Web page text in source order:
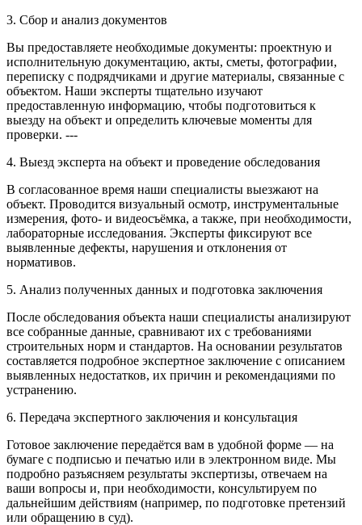
3. Сбор и анализ документов
Вы предоставляете необходимые документы: проектную и
исполнительную документацию, акты, сметы, фотографии,
переписку с подрядчиками и другие материалы, связанные с
объектом. Наши эксперты тщательно изучают
предоставленную информацию, чтобы подготовиться к
выезду на объект и определить ключевые моменты для
проверки. ---
4. Выезд эксперта на объект и проведение обследования
В согласованное время наши специалисты выезжают на
объект. Проводится визуальный осмотр, инструментальные
измерения, фото- и видеосъёмка, а также, при необходимости,
лабораторные исследования. Эксперты фиксируют все
выявленные дефекты, нарушения и отклонения от
нормативов.
5. Анализ полученных данных и подготовка заключения
После обследования объекта наши специалисты анализируют
все собранные данные, сравнивают их с требованиями
строительных норм и стандартов. На основании результатов
составляется подробное экспертное заключение с описанием
выявленных недостатков, их причин и рекомендациями по
устранению.
6. Передача экспертного заключения и консультация
Готовое заключение передаётся вам в удобной форме — на
бумаге с подписью и печатью или в электронном виде. Мы
подробно разъясняем результаты экспертизы, отвечаем на
ваши вопросы и, при необходимости, консультируем по
дальнейшим действиям (например, по подготовке претензий
или обращению в суд).